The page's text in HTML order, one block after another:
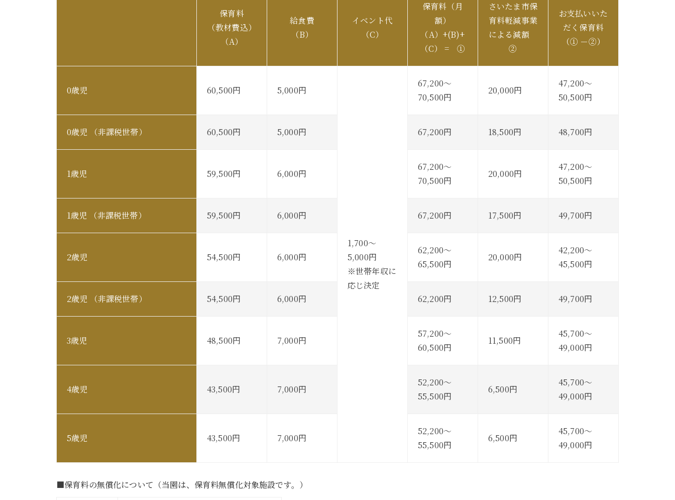
保育料
（教材費込）
（A）
給食費
（B）
イベント代
（C）
保育料（月
額）
（A）+(B)+
（C） = ①
さいたま市保
育料軽減事業
による減額
②
お支払いいた
だく保育料
（① －②）
0歳児 60,500円 5,000円
1,700～
5,000円
※世帯年収に
応じ決定
67,200～
70,500円
20,000円
47,200～
50,500円
0歳児 （非課税世帯） 60,500円 5,000円 67,200円 18,500円 48,700円
1歳児 59,500円 6,000円
67,200～
70,500円
20,000円
47,200～
50,500円
1歳児 （非課税世帯） 59,500円 6,000円 67,200円 17,500円 49,700円
2歳児 54,500円 6,000円
62,200～
65,500円
20,000円
42,200～
45,500円
2歳児 （非課税世帯） 54,500円 6,000円 62,200円 12,500円 49,700円
3歳児 48,500円 7,000円
57,200～
60,500円
11,500円
45,700～
49,000円
4歳児 43,500円 7,000円
52,200～
55,500円
6,500円
45,700～
49,000円
5歳児 43,500円 7,000円
52,200～
55,500円
6,500円
45,700～
49,000円
■保育料の無償化について（当園は、保育料無償化対象施設です。）